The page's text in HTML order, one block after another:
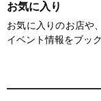
お気に入り
お気に入りのお店や
イベント情報をブッ